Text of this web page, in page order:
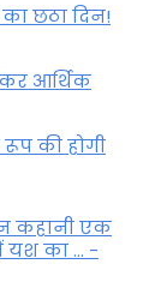
का छठा दिन!
आर्थिक
रूप की होगी
कहानी एक
का ... -